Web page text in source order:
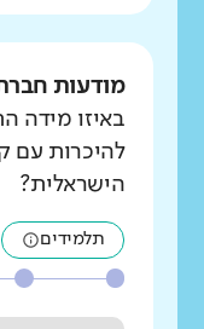
מודעות
באיזו מידה
להיכרות עם
הישראלית?
תלמידים